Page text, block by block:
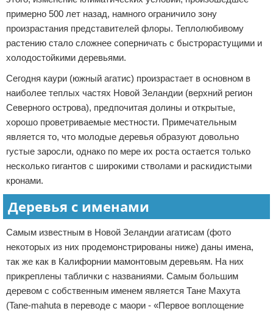
примерно 500 лет назад, намного ограничило зону
произрастания представителей флоры. Теплолюбивому
растению стало сложнее соперничать с быстрорастущими и
холодостойкими деревьями.
Сегодня каури (южный агатис) произрастает в основном в
наиболее теплых частях Новой Зеландии (верхний регион
Северного острова), предпочитая долины и открытые,
хорошо проветриваемые местности. Примечательным
является то, что молодые деревья образуют довольно
густые заросли, однако по мере их роста остается только
несколько гигантов с широкими стволами и раскидистыми
кронами.
Деревья с именами
Самым известным в Новой Зеландии агатисам (фото
некоторых из них продемонстрированы ниже) даны имена,
так же как в Калифорнии мамонтовым деревьям. На них
прикреплены таблички с названиями. Самым большим
деревом с собственным именем является Тане Махута
(Tane-mahuta в переводе с маори - «Первое воплощение